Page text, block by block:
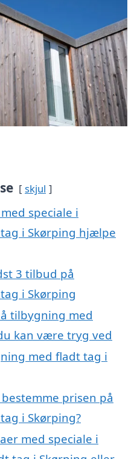
skjul
speciale i
i Skørping hjælpe
3 tilbud på
i Skørping
tilbygning med
kan være tryg ved
med fladt tag i
prisen på
i Skørping?
med speciale i